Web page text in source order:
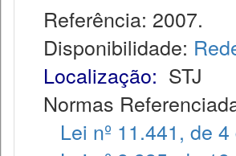
Referência: 2007.
Disponibilidade:
Localização: STJ
Normas
Lei nº 11.441, de